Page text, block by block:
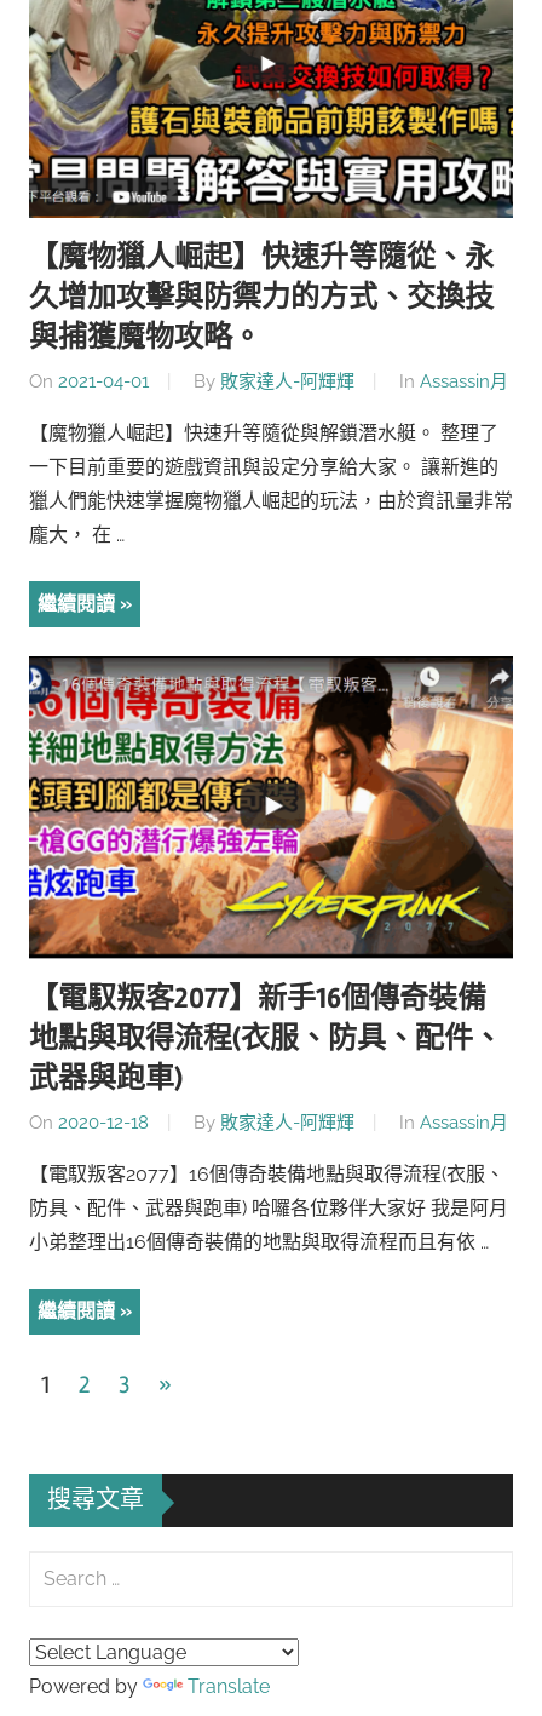
【魔物獵人崛起】快速升等隨從、永
久增加攻擊與防禦力的方式、交換技
與捕獲魔物攻略。
On 2021-04-01 By 敗家達人-阿輝輝 In Assassin月
【魔物獵人崛起】快速升等隨從與解鎖潛水艇。 整理了
一下目前重要的遊戲資訊與設定分享給大家。 讓新進的
獵人們能快速掌握魔物獵人崛起的玩法，由於資訊量非常
龐大， 在 …
繼續閱讀
【電馭叛客2077】新手16個傳奇裝備
地點與取得流程(衣服、防具、配件、
武器與跑車)
On 2020-12-18 By 敗家達人-阿輝輝 In Assassin月
【電馭叛客2077】16個傳奇裝備地點與取得流程(衣服、
防具、配件、武器與跑車) 哈囉各位夥伴大家好 我是阿月
小弟整理出16個傳奇裝備的地點與取得流程而且有依 …
繼續閱讀
文
導
覽
1 2 3
Next
»
搜尋文章
Search
Powered by Translate